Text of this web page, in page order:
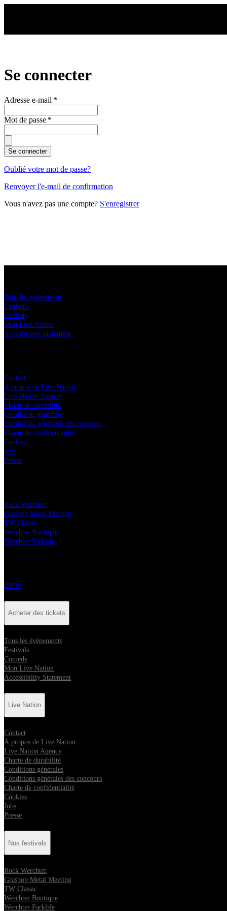
Se connecter
Adresse e-mail *
Mot de passe *
Se connecter
Oublié votre mot de passe?
Renvoyer l'e-mail de confirmation
Vous n'avez pas une compte? S'enregistrer
Tous les événements
Festivals
Comedy
Mon Live Nation
Accessibility Statement
Contact
À propos de Live Nation
Live Nation Agency
Charte de durabilité
Conditions générales
Conditions générales des concours
Charte de confidentialité
Cookies
Jobs
Presse
Rock Werchter
Graspop Metal Meeting
TW Classic
Werchter Boutique
Werchter Parklife
BMW
Acheter des tickets
Tous les événements
Festivals
Comedy
Mon Live Nation
Accessibility Statement
Live Nation
Contact
À propos de Live Nation
Live Nation Agency
Charte de durabilité
Conditions générales
Conditions générales des concours
Charte de confidentialité
Cookies
Jobs
Presse
Nos festivals
Rock Werchter
Graspop Metal Meeting
TW Classic
Werchter Boutique
Werchter Parklife